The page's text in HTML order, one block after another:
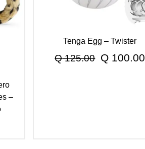
–
Tenga Egg – Twister
Q125.00 El
Q 100.00